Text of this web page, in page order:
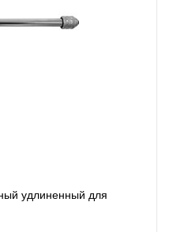
удлиненный для